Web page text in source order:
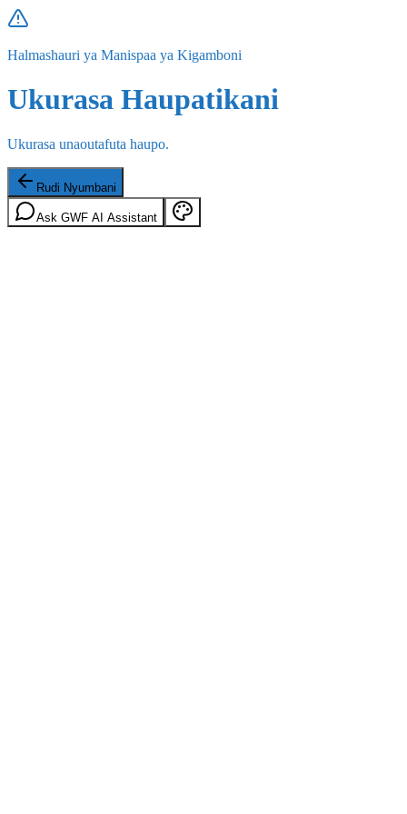
Halmashauri ya Manispaa ya Kigamboni
Ukurasa Haupatikani
Ukurasa unaoutafuta haupo.
Rudi Nyumbani
Ask GWF AI Assistant